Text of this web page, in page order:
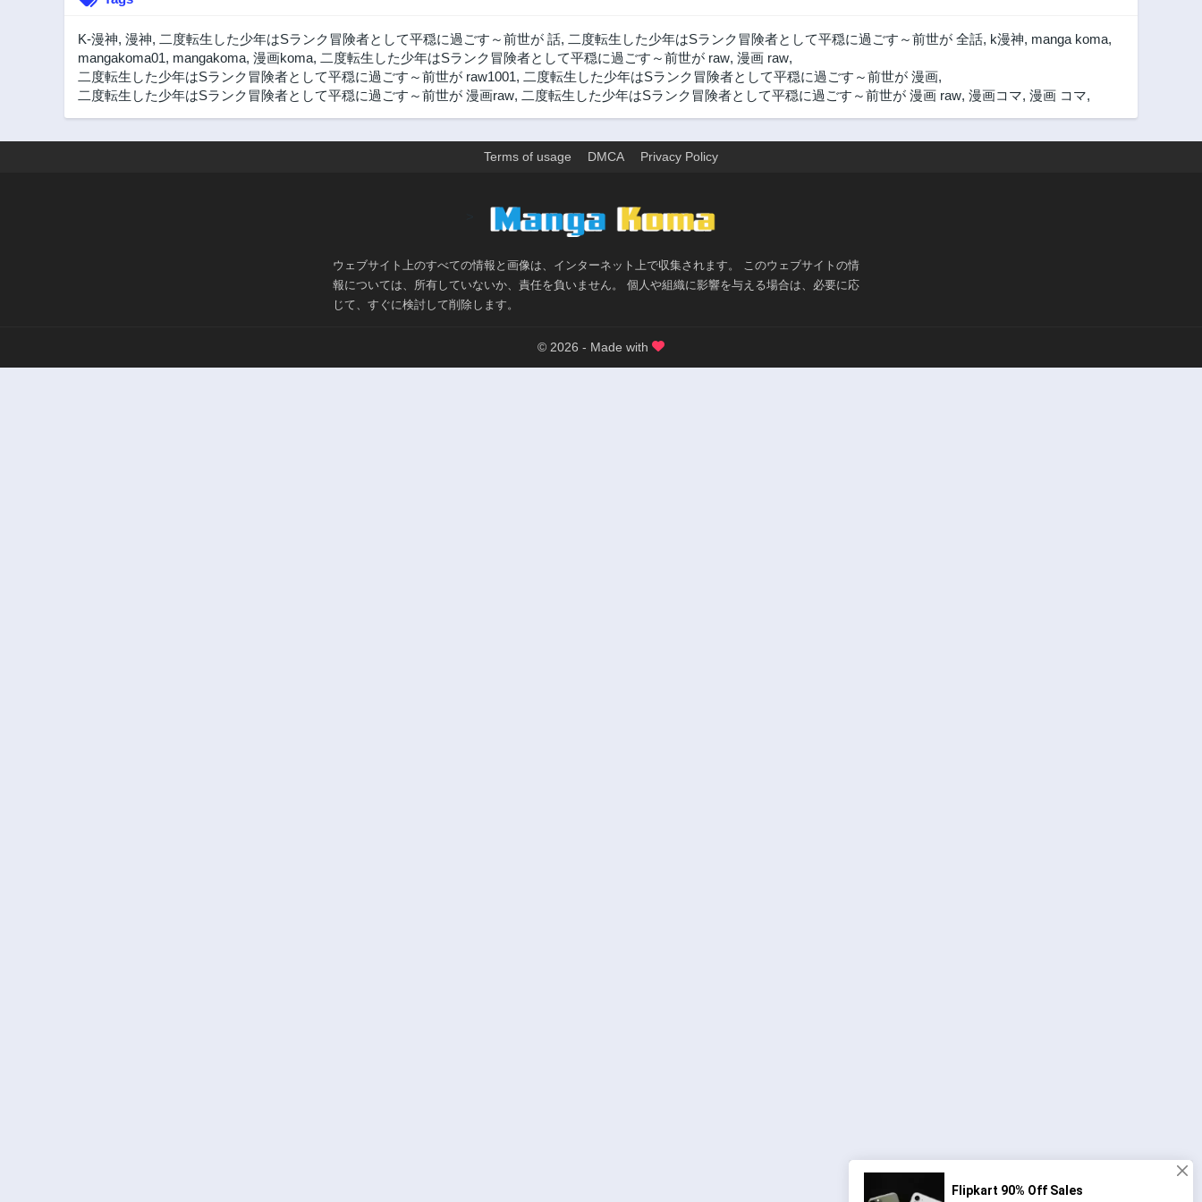
K-漫神, 漫神, 二度転生した少年はSランク冒険者として平穏に過ごす～前世が 話, 二度転生した少年はSランク冒険者として平穏に過ごす～前世が 全話, k漫神, manga koma,
mangakoma01, mangakoma, 漫画koma, 二度転生した少年はSランク冒険者として平穏に過ごす～前世が raw, 漫画 raw,
二度転生した少年はSランク冒険者として平穏に過ごす～前世が raw1001, 二度転生した少年はSランク冒険者として平穏に過ごす～前世が 漫画,
二度転生した少年はSランク冒険者として平穏に過ごす～前世が 漫画raw, 二度転生した少年はSランク冒険者として平穏に過ごす～前世が 漫画 raw, 漫画コマ, 漫画 コマ,
Terms of usage DMCA Privacy Policy
ウェブサイト上のすべての情報と画像は、インターネット上で収集されます。 このウェブサイトの情
報については、所有していないか、責任を負いません。 個人や組織に影響を与える場合は、必要に応
じて、すぐに検討して削除します。
© 2026 - Made with